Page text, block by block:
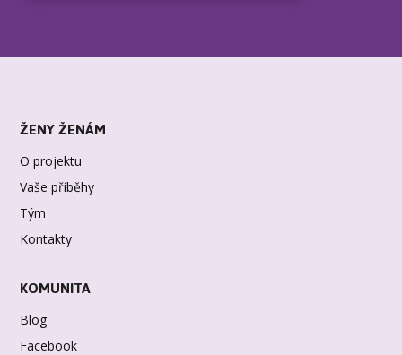
ŽENY ŽENÁM
O projektu
Vaše příběhy
Tým
Kontakty
KOMUNITA
Blog
Facebook